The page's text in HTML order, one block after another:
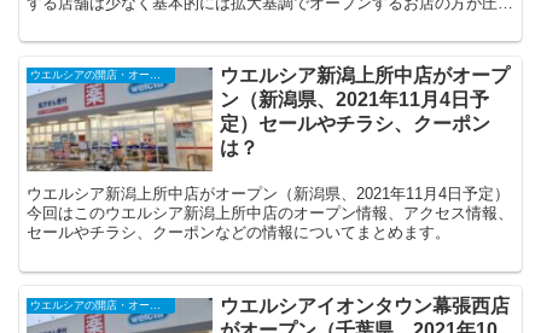
ウエルシアの開店・オープンセール・閉店、チラシ、キャンペーンなど（2025年）
ウエルシア新潟上所中店がオープ
ン（新潟県、2021年11月4日予
定）セールやチラシ、クーポン
は？
ウエルシア新潟上所中店がオープン（新潟県、2021年11月4日予定）
今回はこのウエルシア新潟上所中店のオープン情報、アクセス情報、
セールやチラシ、クーポンなどの情報についてまとめます。
ウエルシアイオンタウン幕張西店